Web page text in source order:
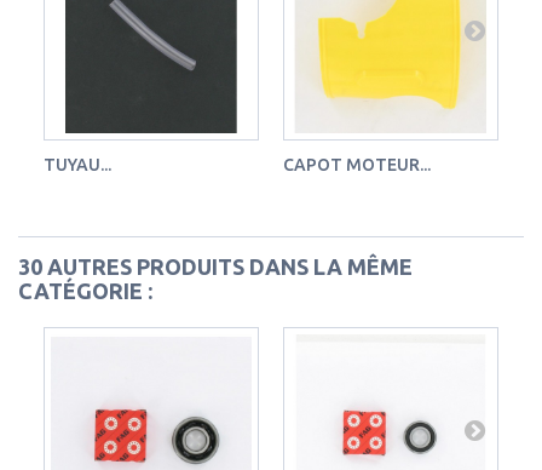
TUYAU... CAPOT MOTEUR...
30 AUTRES PRODUITS DANS LA MÊME
CATÉGORIE :